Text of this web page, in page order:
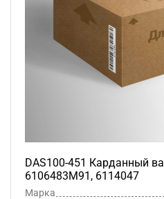
DAS100-451 Карданный
6106483M91, 6114047
Марка